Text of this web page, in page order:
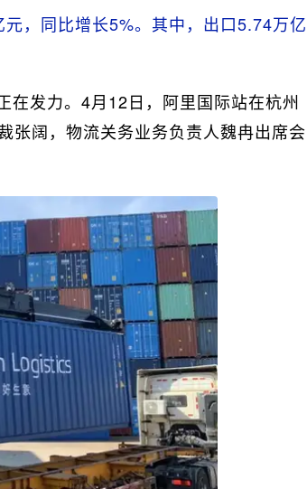
，同比增长5%。其中，出口5.74万亿
在发力。4月12日，阿里国际站在杭州
张阔，物流关务业务负责人魏冉出席会